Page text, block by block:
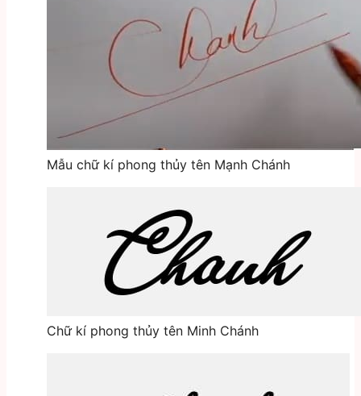
Mẫu chữ kí phong thủy tên Mạnh Chánh
Chữ kí phong thủy tên Minh Chánh